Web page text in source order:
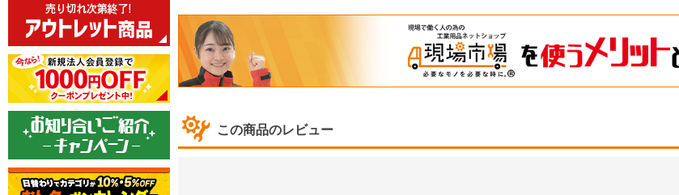
この商品のレビュー